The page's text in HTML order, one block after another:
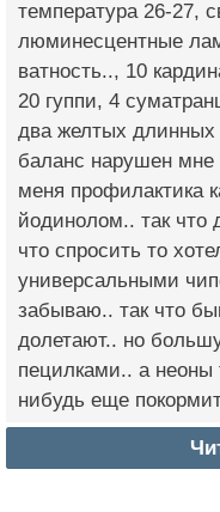
температура 26-27,
люминесцентные
ватность.., 10
20 гуппи, 4
два желтых длинных
баланс нарушен мне
меня профилактика
йодинолом.. так
что спросить то
универсальными
забываю.. так что
долетают.. но
пецилками.. а
нибудь еще